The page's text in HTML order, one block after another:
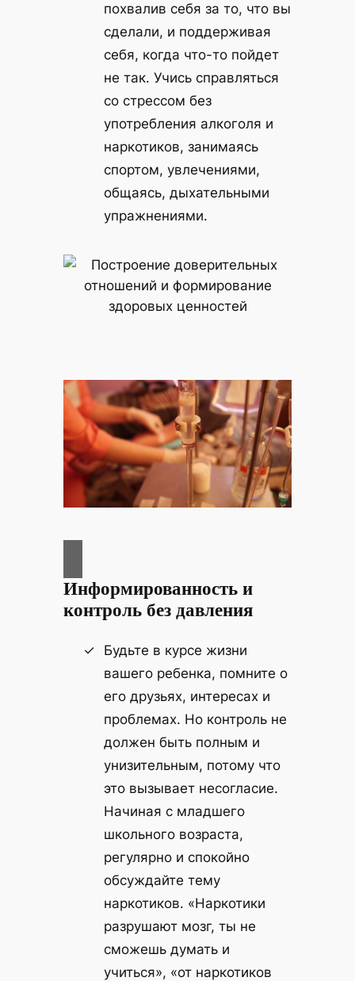
похвалив себя за то, что вы
сделали, и поддерживая
себя, когда что-то пойдет
не так. Учись справляться
со стрессом без
употребления алкоголя и
наркотиков, занимаясь
спортом, увлечениями,
общаясь, дыхательными
упражнениями.
Информированность и
контроль без давления
Будьте в курсе жизни
вашего ребенка, помните о
его друзьях, интересах и
проблемах. Но контроль не
должен быть полным и
унизительным, потому что
это вызывает несогласие.
Начиная с младшего
школьного возраста,
регулярно и спокойно
обсуждайте тему
наркотиков. «Наркотики
разрушают мозг, ты не
сможешь думать и
учиться», «от наркотиков